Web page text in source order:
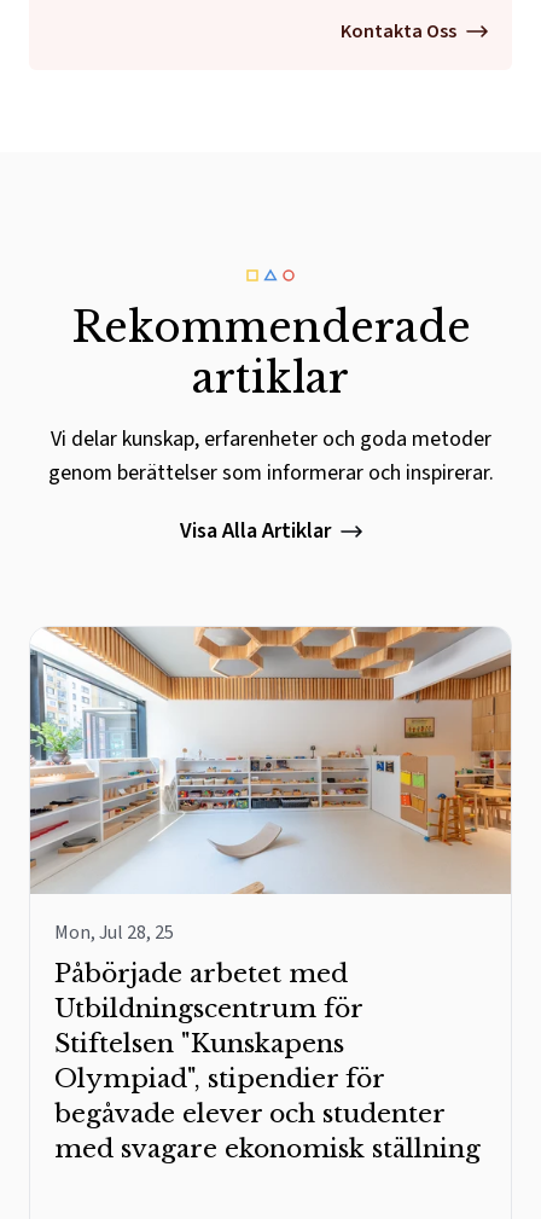
Kontakta Oss
Rekommenderade
artiklar
Vi delar kunskap, erfarenheter och goda metoder
genom berättelser som informerar och inspirerar.
Visa Alla Artiklar
Mon, Jul 28, 25
Påbörjade arbetet med
Utbildningscentrum för
Stiftelsen "Kunskapens
Olympiad", stipendier för
begåvade elever och studenter
med svagare ekonomisk ställning